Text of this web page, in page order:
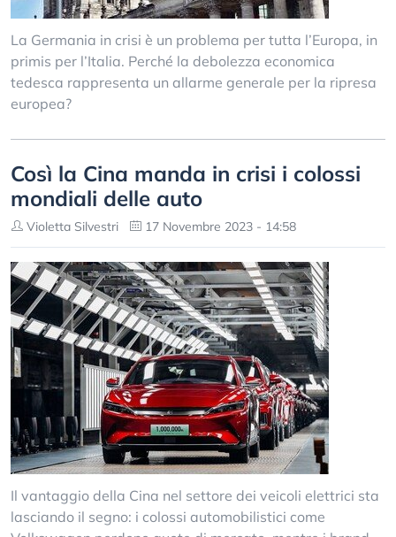
La Germania in crisi è un problema per tutta l’Europa, in
primis per l’Italia. Perché la debolezza economica
tedesca rappresenta un allarme generale per la ripresa
europea?
Così la Cina manda in crisi i colossi
mondiali delle auto
Violetta Silvestri 17 Novembre 2023 - 14:58
Il vantaggio della Cina nel settore dei veicoli elettrici sta
lasciando il segno: i colossi automobilistici come